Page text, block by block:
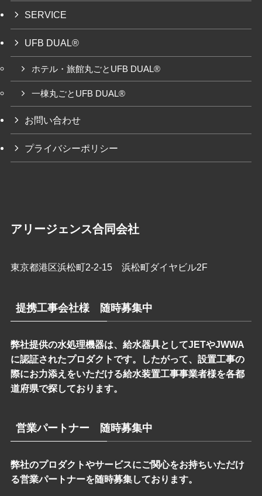
SERVICE
UFB DUAL®
ホテル・旅館丸ごとUFB DUAL®
一棟丸ごとUFB DUAL®
お問い合わせ
プライバシーポリシー
アリージェンス合同会社
東京都港区浜松町2-2-15 浜松町ダイヤビル2F
提携工事会社様 随時募集中
弊社提供の水処理機器は、給水器具としてJETやJWWA
に認証されたプロダクトです。したがって、設置工事の
際にお力添えをいただける給水装置工事事業者様を各都
道府県で探しております。
営業パートナー 随時募集中
弊社のプロダクトやサービスにご関心をお持ちいただけ
る営業パートナーを随時募集しております。